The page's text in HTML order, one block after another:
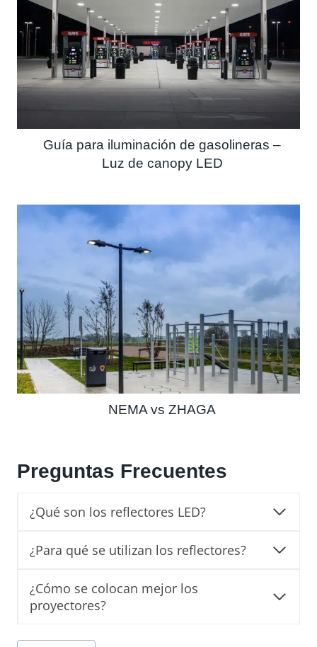
Guía para iluminación de gasolineras –
Luz de canopy LED
NEMA vs ZHAGA
Preguntas Frecuentes
¿Qué son los reflectores LED?
¿Para qué se utilizan los reflectores?
¿Cómo se colocan mejor los
proyectores?